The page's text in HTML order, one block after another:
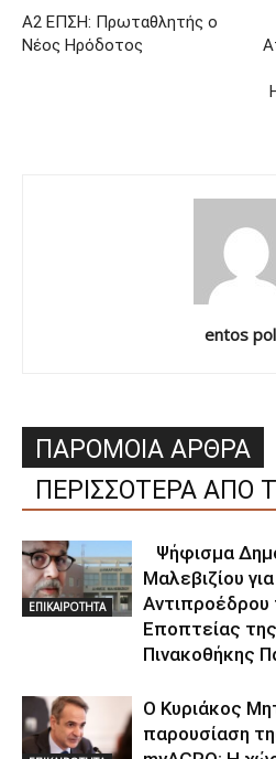
Α2 ΕΠΣΗ: Πρωταθλητής ο
Νέος Ηρόδοτος
entos
ΠΑΡΟΜΟΙΑ ΑΡΘΡΑ
ΠΕΡΙΣΣΟΤΕΡΑ ΑΠΟ
ΕΠΙΚΑΙΡΟΤΗΤΑ
Ψήφισμα
Μαλεβιζίου
Αντιπροέδρου
Εποπτείας
Πινακοθήκης
Ο Κυριάκος
παρουσίαση